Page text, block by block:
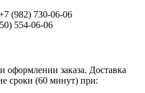
(982) 730-06-06
554-06-06
оформлении заказа. Доставка
сроки (60 минут) при: